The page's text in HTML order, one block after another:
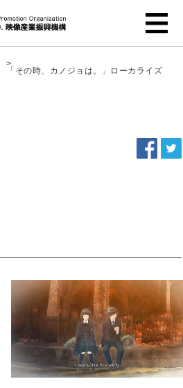
>
「その時、カノジョは。」ローカライズ